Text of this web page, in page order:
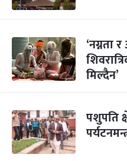
‘नग्नता
मिल्दैन’
पशुपति